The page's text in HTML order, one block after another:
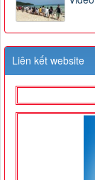
Liên kết website